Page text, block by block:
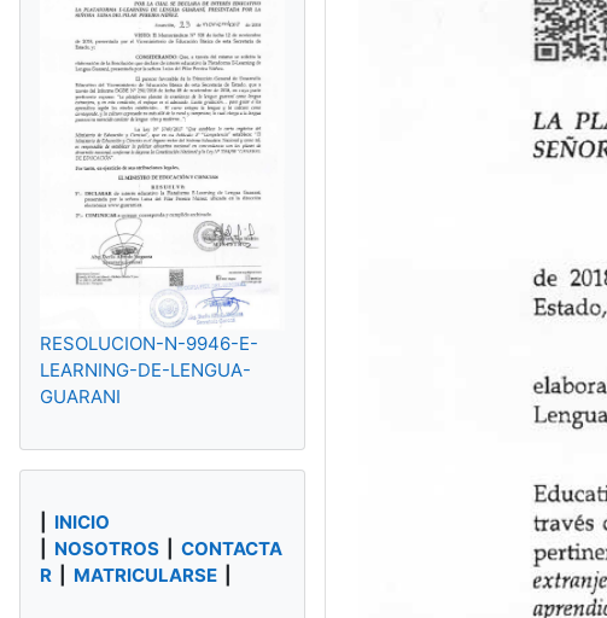
RESOLUCION-N-9946-E-
LEARNING-DE-LENGUA-
GUARANI
INICIO
NOSOTROS
CONTACTA
R
MATRICULARSE